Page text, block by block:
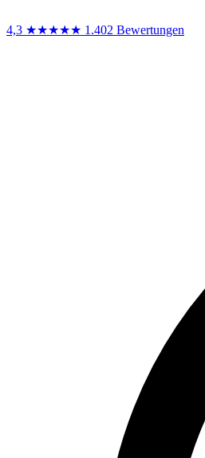
4,3 ★★★★★ 1.402 Bewertungen